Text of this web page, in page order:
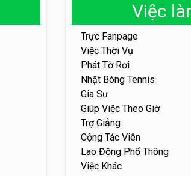
Việc
Trực Fanpage
Việc Thời Vụ
Phát Tờ Rơi
Nhặt Bóng Tennis
Gia Sư
Giúp Việc Theo Giờ
Trợ Giảng
Cộng Tác Viên
Lao Động Phổ Thông
Việc Khác